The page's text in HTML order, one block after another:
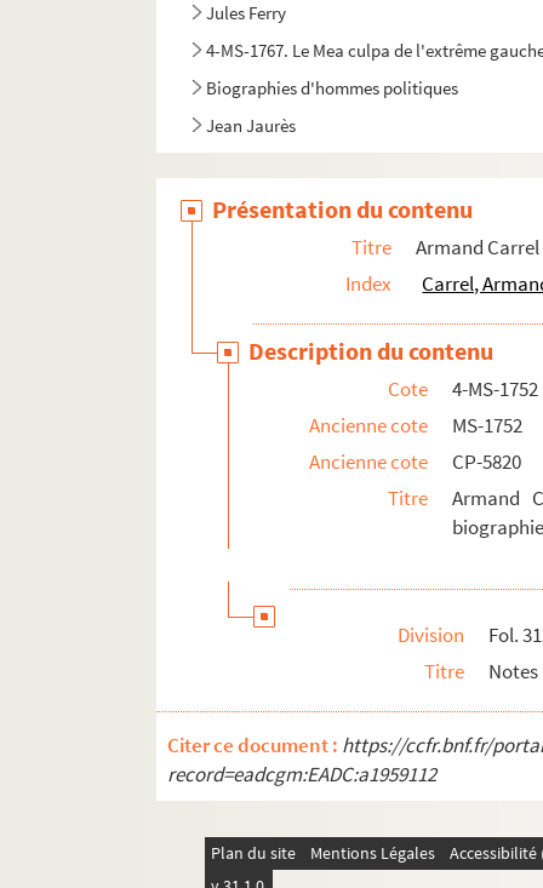
Jules Ferry
4-MS-1767. Le Mea culpa de l'extrême
Biographies d'hommes politiques
Jean Jaurès
Présentation du contenu
Titre
Armand Carrel
Index
Carrel,
Description du contenu
Cote
4-MS-1752
Ancienne cote
MS-1752
Ancienne cote
CP-5820
Titre
Armand
Division
Fol.
Titre
Citer ce document : https://ccfr.bnf.fr/
record=eadcgm:EADC:a1959112
Plan du site Mentions Légales